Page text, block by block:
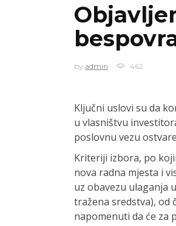
by admin 462
Ključni uslovi su da
u vlasništvu
poslovnu vezu
Kriteriji izbora, po
nova radna mjesta i
uz obavezu ulaganja
tražena sredstva), od
napomenuti da će za